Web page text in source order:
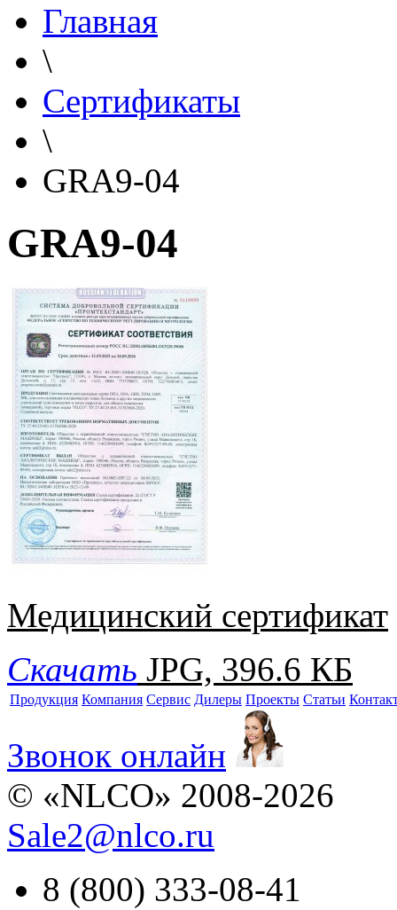
Главная
\
Сертификаты
\
GRA9-04
GRA9-04
Медицинский сертификат
Скачать JPG, 396.6 КБ
Продукция Компания Сервис Дилеры Проекты Статьи
Звонок онлайн
© «NLCO» 2008-2026
Sale2@nlco.ru
8 (800) 333-08-41